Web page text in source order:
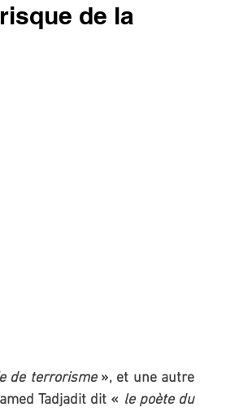
de la
de terrorisme », et une autre
Tadjadit dit « le poète du